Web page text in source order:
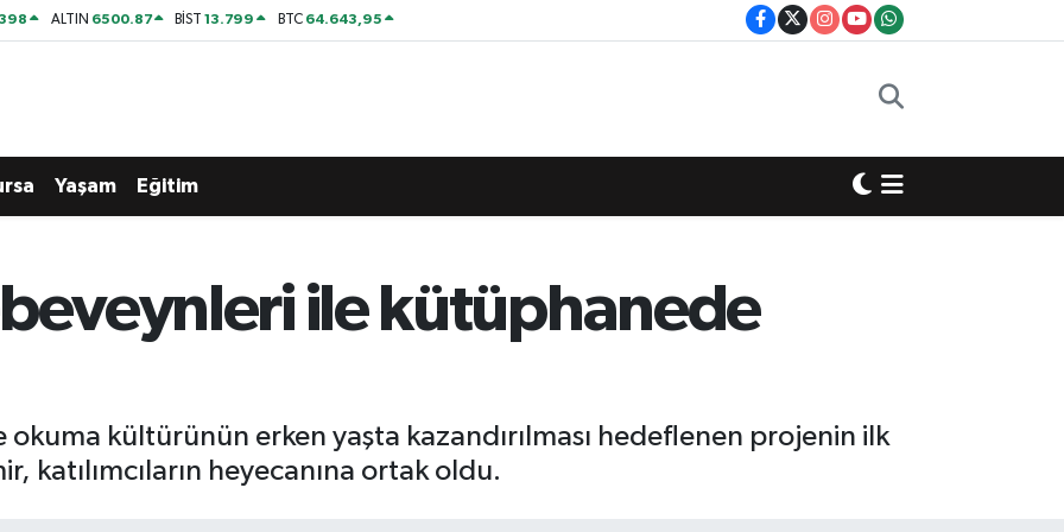
ALTIN 6500.87 BİST13.799 BTC 64.643,95
Yaşam Eğitim
ile kütüphanede
okuma kültürünün erken yaşta kazandırılması hedeflenen projenin ilk
katılımcıların heyecanına ortak oldu.